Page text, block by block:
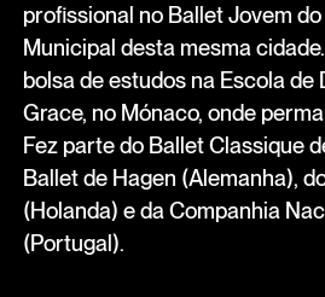
profissional no Ballet Jovem
Municipal desta mesma
bolsa de estudos na Escola de
Grace, no Mónaco, onde
Fez parte do Ballet Classique
Ballet de Hagen (Alemanha),
(Holanda) e da Companhia
(Portugal).